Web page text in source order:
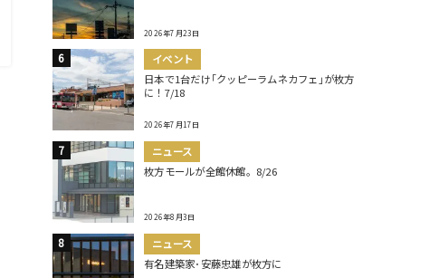
2026年7月23日
イベント
日本で1台だけ｢クッピーラムネカフェ｣が枚方
に！7/18
2026年7月17日
ニュース
枚方モールが全館休館。8/26
2026年8月3日
ニュース
有名建築家･安藤忠雄が枚方に